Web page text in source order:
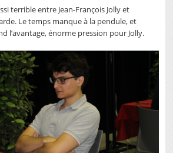
terrible entre Jean-François Jolly et
Le temps manque à la pendule, et
l’avantage, énorme pression pour Jolly.